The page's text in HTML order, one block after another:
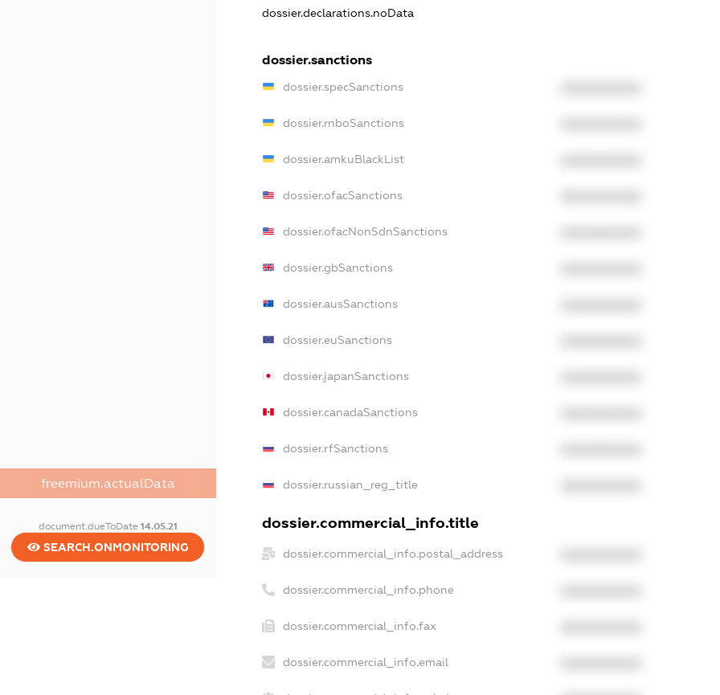
freemium.actualData
document.dueToDate 14.05.21
SEARCH.ONMONITORING
dossier.declarations.noData
dossier.sanctions
dossier.specSanctions
dossier.rnboSanctions
dossier.amkuBlackList
dossier.ofacSanctions
dossier.ofacNonSdnSanctions
dossier.gbSanctions
dossier.ausSanctions
dossier.euSanctions
dossier.japanSanctions
dossier.canadaSanctions
dossier.rfSanctions
dossier.russian_reg_title
dossier.commercial_info.title
dossier.commercial_info.postal_address
dossier.commercial_info.phone
dossier.commercial_info.fax
dossier.commercial_info.email